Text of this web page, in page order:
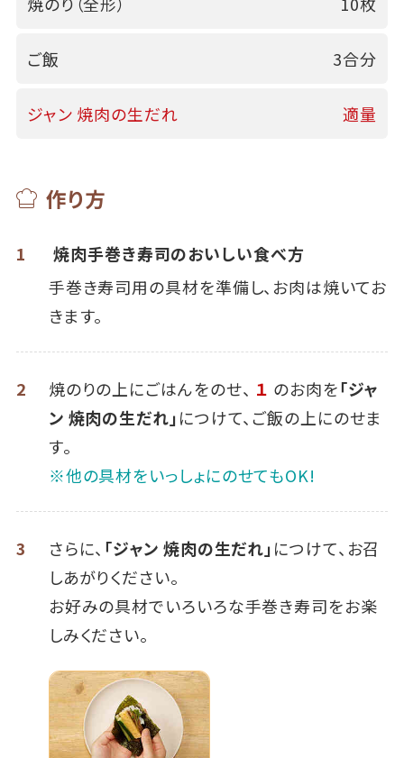
ご飯 3合分
ジャン 焼肉の生だれ 適量
作り方
1
焼肉手巻き寿司のおいしい食べ方
手巻き寿司用の具材を準備し、お肉は焼いてお
きます。
2 焼のりの上にごはんをのせ、 １ のお肉を「ジャ
ン 焼肉の生だれ」につけて、ご飯の上にのせま
す。
※他の具材をいっしょにのせてもOK!
3 さらに、 「ジャン 焼肉の生だれ」につけて、お召
しあがりください。
お好みの具材でいろいろな手巻き寿司をお楽
しみください。